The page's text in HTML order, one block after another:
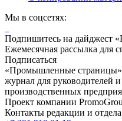
Мы в соцсетях:
Подпишитесь на дайджест
Ежемесячная рассылка для
Подписаться
«Промышленные страницы»
журнал для руководителей
производственных
Проект компании
Контакты редакции и